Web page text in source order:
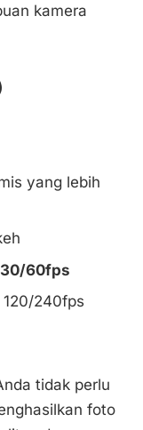
kamera
yang lebih
60fps
240fps
tidak perlu
foto